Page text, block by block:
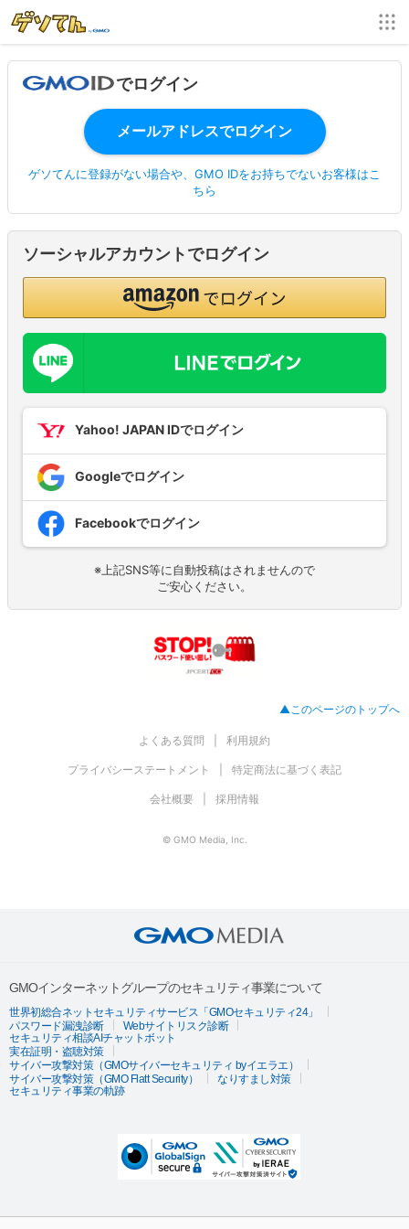
でログイン
ゲソてんに登録がない場合や、GMO IDをお持ちでないお客様はこ
ちら
ソーシャルアカウントでログイン
Yahoo! JAPAN IDでログイン
Googleでログイン
Facebookでログイン
※上記SNS等に自動投稿はされませんので
ご安心ください。
▲このページのトップへ
よくある質問 利用規約
プライバシーステートメント 特定商法に基づく表記
会社概要 採用情報
© GMO Media, Inc.
GMOインターネットグループのセキュリティ事業について
世界初総合ネットセキュリティサービス「GMOセキュリティ24」
パスワード漏洩診断
Webサイトリスク診断
セキュリティ相談AIチャットボット
実在証明・盗聴対策
サイバー攻撃対策（GMOサイバーセキュリティ byイエラエ）
サイバー攻撃対策（GMO Flatt Security）
なりすまし対策
セキュリティ事業の軌跡